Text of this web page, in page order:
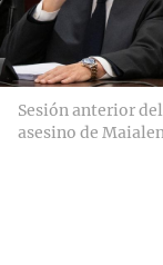
Sesión anterior
asesino de